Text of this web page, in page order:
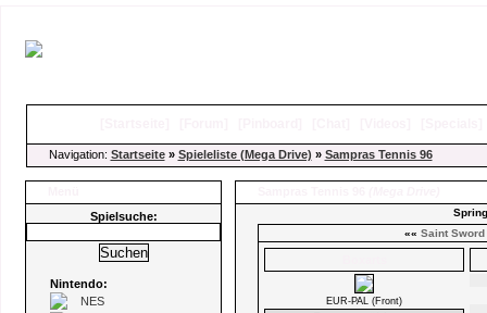
Navigation: Startseite» Spieleliste (Mega Drive) » Sampras Tennis 96
Spielsuche:
Nintendo:
NES
«« Saint Sword
EUR-PAL (Front)